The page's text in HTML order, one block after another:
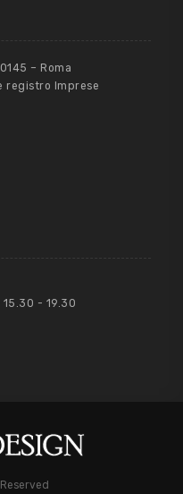
– Roma
registro Imprese
- 19.30